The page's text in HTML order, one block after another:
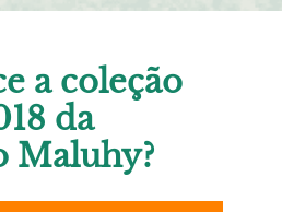
a coleção
da
Maluhy?